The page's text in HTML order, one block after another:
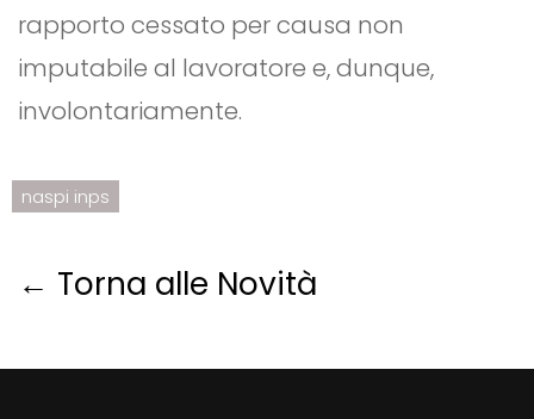
rapporto cessato per causa non
imputabile al lavoratore e, dunque,
involontariamente.
naspi inps
← Torna alle Novità